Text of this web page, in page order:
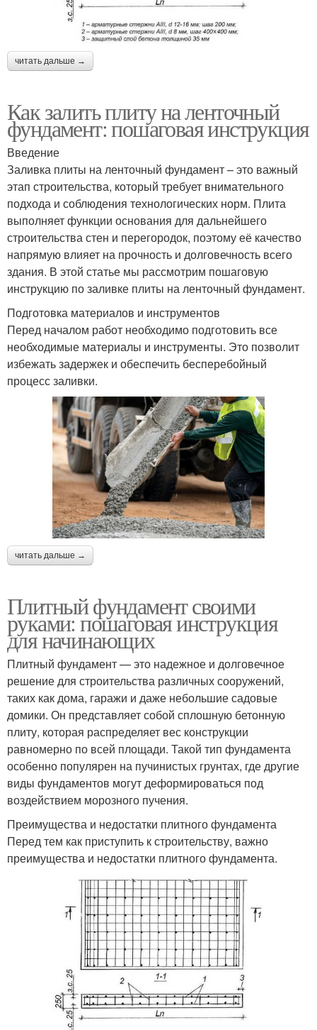
читать дальше →
Как залить плиту на ленточный
фундамент: пошаговая инструкция
Введение
Заливка плиты на ленточный фундамент – это важный
этап строительства, который требует внимательного
подхода и соблюдения технологических норм. Плита
выполняет функции основания для дальнейшего
строительства стен и перегородок, поэтому её качество
напрямую влияет на прочность и долговечность всего
здания. В этой статье мы рассмотрим пошаговую
инструкцию по заливке плиты на ленточный фундамент.
Подготовка материалов и инструментов
Перед началом работ необходимо подготовить все
необходимые материалы и инструменты. Это позволит
избежать задержек и обеспечить бесперебойный
процесс заливки.
читать дальше →
Плитный фундамент своими
руками: пошаговая инструкция
для начинающих
Плитный фундамент — это надежное и долговечное
решение для строительства различных сооружений,
таких как дома, гаражи и даже небольшие садовые
домики. Он представляет собой сплошную бетонную
плиту, которая распределяет вес конструкции
равномерно по всей площади. Такой тип фундамента
особенно популярен на пучинистых грунтах, где другие
виды фундаментов могут деформироваться под
воздействием морозного пучения.
Преимущества и недостатки плитного фундамента
Перед тем как приступить к строительству, важно
преимущества и недостатки плитного фундамента.